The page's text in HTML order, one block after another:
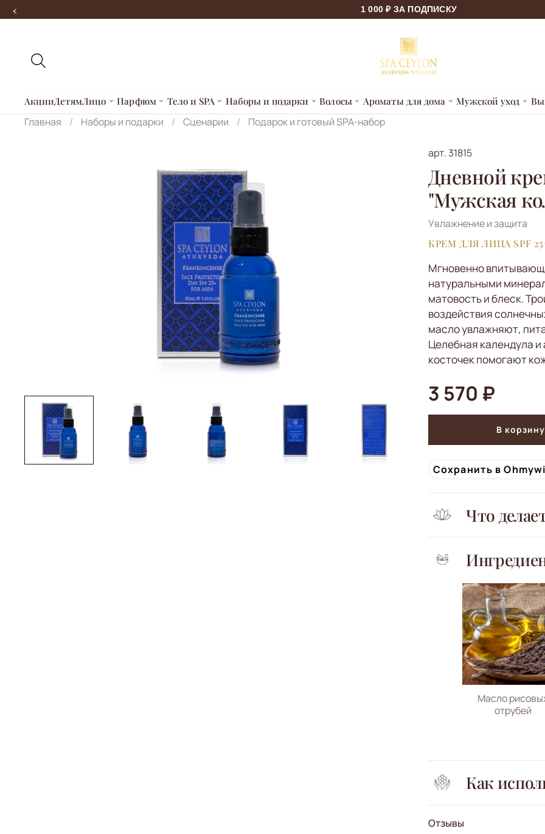
‹ 1 000 ₽ ЗА ПОДПИСКУ
АкцииДетямЛицо Парфюм Тело и SPA Наборы и подарки Волосы Ароматы для дома Мужской уход
Главная Наборы и подарки Сценарии Подарок и готовый SPA-набор
арт. 31815
Дневной
"Мужская
3 570 ₽
В корзину
Сохранить в
Увлажнение и защита
КРЕМ ДЛЯ ЛИЦА SPF
Мгновенно
натуральными
матовость и блеск.
воздействия
масло увлажняют,
Целебная календула
косточек помогают
Что
Масло
отрубей
Как
Отзывы